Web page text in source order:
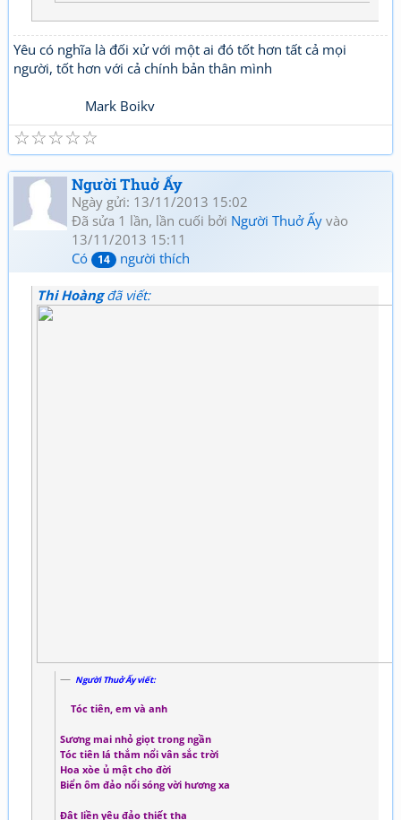
Yêu có nghĩa là đối xử với một ai đó tốt hơn tất cả mọi
người, tốt hơn với cả chính bản thân mình
Mark Boikv
☆
☆
☆
☆
☆
Người Thuở Ấy
Ngày gửi: 13/11/2013 15:02
Đã sửa 1 lần, lần cuối bởi Người Thuở Ấy vào
13/11/2013 15:11
Có
14 người thích
Thi Hoàngđã viết:
Người Thuở Ấy viết:
Tóc tiên, em và anh
Sương mai nhỏ giọt trong ngần
Tóc tiên lá thắm nổi vân sắc trời
Hoa xòe ủ mật cho đời
Biển ôm đảo nổi sóng vời hương xa
Đât liền yêu đảo thiết tha